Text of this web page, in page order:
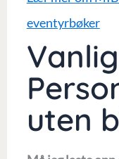
eventyrbøker
uten